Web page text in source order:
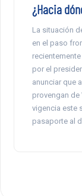
¿Hacia
La situación
en el paso
por el
anunciar que
provengan de
vigencia este
pasaporte al